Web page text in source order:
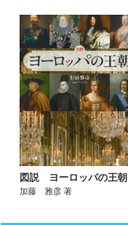
図説 ヨーロッパの王朝
加藤 雅彦 著